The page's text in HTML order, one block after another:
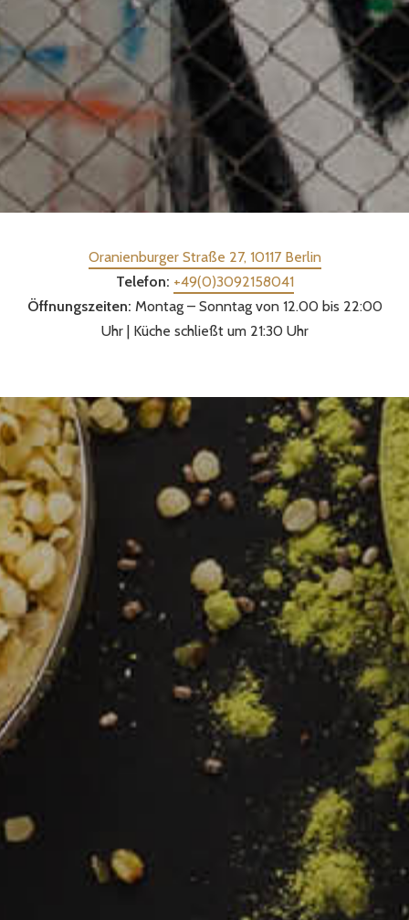
Oranienburger Straße 27, 10117 Berlin
Telefon: +49(0)3092158041
Öffnungszeiten: Montag – Sonntag von 12.00 bis 22:00
Uhr | Küche schließt um 21:30 Uhr